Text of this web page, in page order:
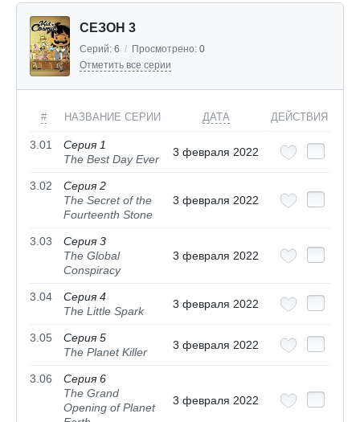
СЕЗОН 3
Серий: 6 / Просмотрено: 0
Отметить все серии
# НАЗВАНИЕ СЕРИИ ДАТА ДЕЙСТВИЯ
3.01
Серия 1
The Best Day Ever
3 февраля 2022
3.02
Серия 2
The Secret of the
Fourteenth Stone
3 февраля 2022
3.03
Серия 3
The Global
Conspiracy
3 февраля 2022
3.04
Серия 4
The Little Spark
3 февраля 2022
3.05
Серия 5
The Planet Killer
3 февраля 2022
3.06
Серия 6
The Grand
Opening of Planet
3 февраля 2022